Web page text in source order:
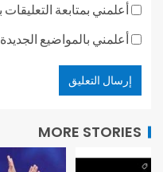
أعلمني بمتابعة
أعلمني بالمواضيع
MORE STORIES